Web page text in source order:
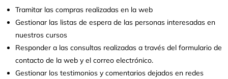
Tramitar las compras realizadas en la web
Gestionar las listas de espera de las personas interesadas en
nuestros cursos
Responder a las consultas realizadas a través del formulario de
contacto de la web y el correo electrónico.
Gestionar los testimonios y comentarios dejados en redes